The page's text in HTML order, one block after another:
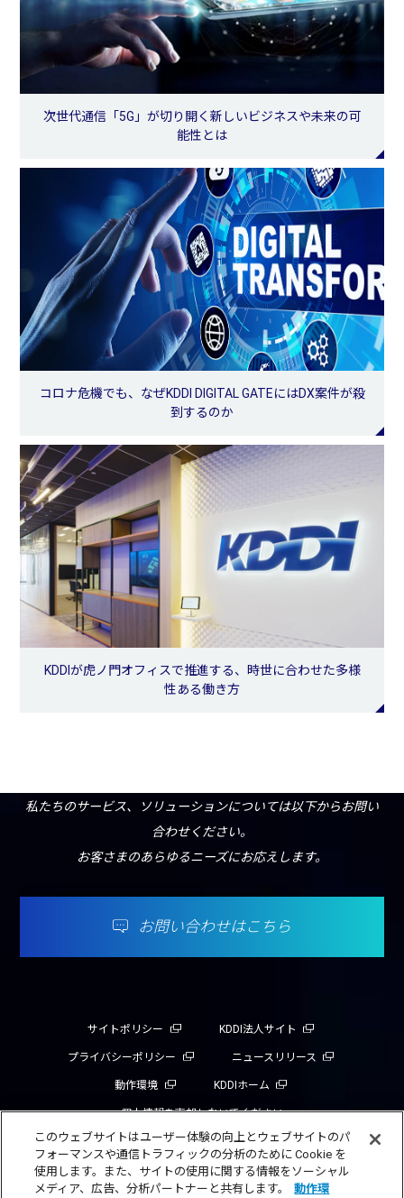
次世代通信「5G」が切り開く新しいビジネスや未来の可
能性とは
コロナ危機でも、なぜKDDI DIGITAL GATEにはDX案件が殺
到するのか
KDDIが虎ノ門オフィスで推進する、時世に合わせた多様
性ある働き方
私たちのサービス、ソリューションについては以下からお問い
合わせください。
お客さまのあらゆるニーズにお応えします。
お問い合わせはこちら
サイトポリシー KDDI法人サイト
プライバシーポリシー ニュースリリース
動作環境 KDDIホーム
個人情報を売却しないでください
このウェブサイトはユーザー体験の向上とウェブサイトのパ
フォーマンスや通信トラフィックの分析のために Cookie を
使用します。また、サイトの使用に関する情報をソーシャル
メディア、広告、分析パートナーと共有します。
動作環